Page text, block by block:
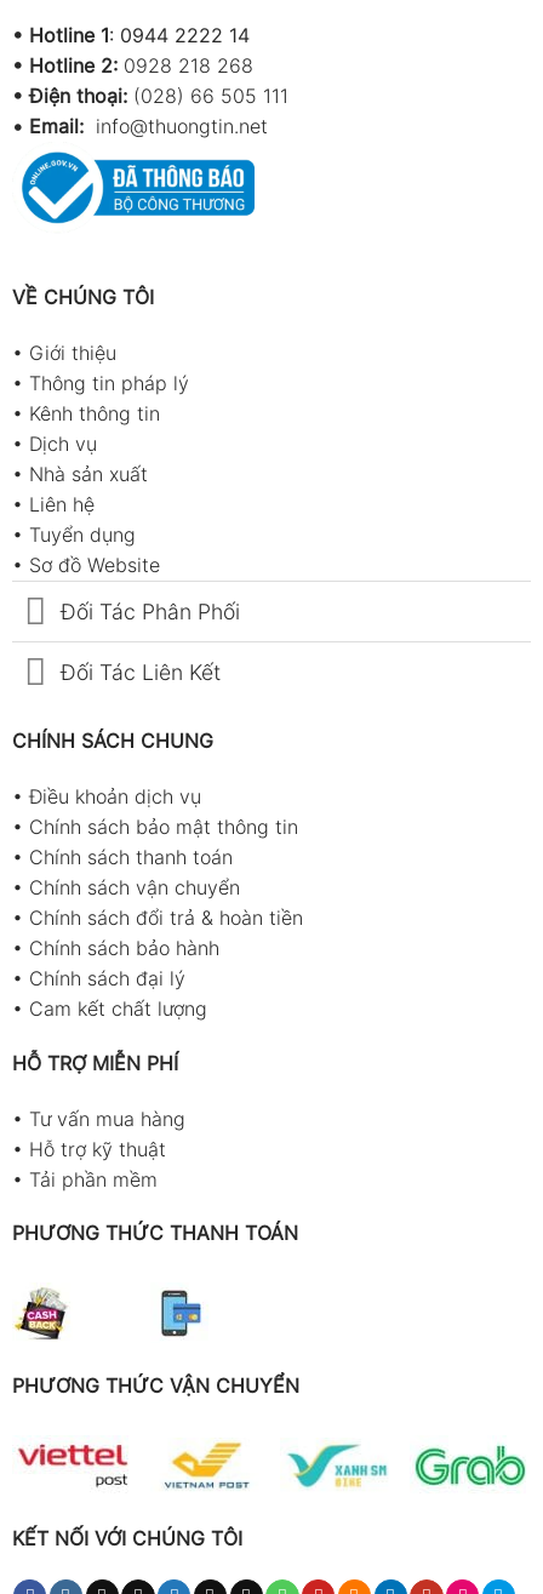
• Hotline 1: 0944 2222 14
• Hotline 2: 0928 218 268
• Điện thoại: (028) 66 505 111
• Email: info@thuongtin.net
VỀ CHÚNG TÔI
• Giới thiệu
• Thông tin pháp lý
• Kênh thông tin
• Dịch vụ
• Nhà sản xuất
• Liên hệ
• Tuyển dụng
• Sơ đồ Website
Đối Tác Phân Phối
Đối Tác Liên Kết
CHÍNH SÁCH CHUNG
•Điều khoản dịch vụ
• Chính sách bảo mật thông tin
• Chính sách thanh toán
• Chính sách vận chuyển
• Chính sách đổi trả & hoàn tiền
• Chính sách bảo hành
• Chính sách đại lý
• Cam kết chất lượng
HỖ TRỢ MIỄN PHÍ
• Tư vấn mua hàng
• Hỗ trợ kỹ thuật
• Tải phần mềm
PHƯƠNG THỨC THANH TOÁN
PHƯƠNG THỨC VẬN CHUYỂN
KẾT NỐI VỚI CHÚNG TÔI